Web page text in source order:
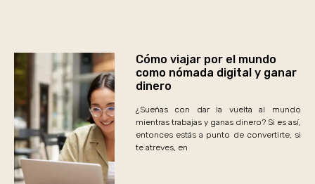
Cómo viajar por el mundo
como nómada digital y ganar
dinero
¿Sueñas con dar la vuelta al mundo
mientras trabajas y ganas dinero? Si es así,
entonces estás a punto de convertirte, si
te atreves, en